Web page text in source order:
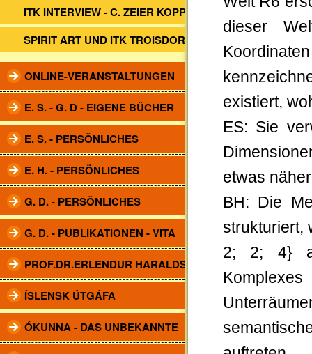
ITK INTERVIEW - C. ZEIER KOPP
SPIRIT ART UND ITK TROISDORF
ONLINE-VERANSTALTUNGEN
E. S. - G. D - EIGENE BÜCHER
E. S. - PERSÖNLICHES
E. H. - PERSÖNLICHES
G. D. - PERSÖNLICHES
G. D. - PUBLIKATIONEN - VITA
PROF.DR.ERLENDUR HARALDSSON
ÍSLENSK ÚTGÁFA
ÓKUNNA - DAS UNBEKANNTE
dieser
existiert,
ES: Sie
etwas
BH: Die
strukturiert,
2; 2; 4}